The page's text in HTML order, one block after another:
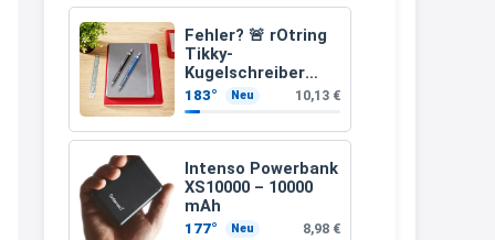
Fehler? 🚨 rOtring
Tikky-
Kugelschreiber
blaue Tinte
mittlere Spitze
blau (1,0 mm – 12
Stück)
183° Neu 10,13 €
Intenso Powerbank
XS10000 – 10000
mAh
177° Neu 8,98 €
Och siche den Gutschein
fürmeggelebaguetts
Kerstin
Meggle bagett Gutschein code